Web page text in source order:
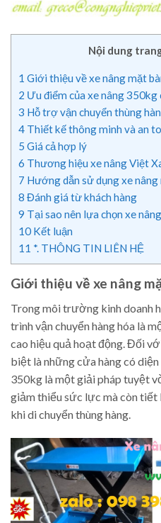
Nội dung
1 Giới thiệu về xe nâng mặt
2 Ưu điểm của xe nâng 350kg
3 Hỗ trợ vận chuyển thùng
4 Thiết kế thông minh và an
5 Giá cả hợp lý
6 Thương hiệu xe nâng Việt
7 Hướng dẫn sử dụng xe
8 Đánh giá từ khách hàng
9 Tại sao nên lựa chọn xe
10 Kết luận
11 *. THÔNG TIN LIÊN HỆ
Giới thiệu về xe nâng
Trong môi trường kinh doanh
trình vận chuyển hàng hóa là
cao hiệu quả hoạt động. Đối
biệt là những cửa hàng có
350kg là một giải pháp tuyệt
giảm thiểu sức lực mà còn tiết
khi di chuyển thùng hàng.